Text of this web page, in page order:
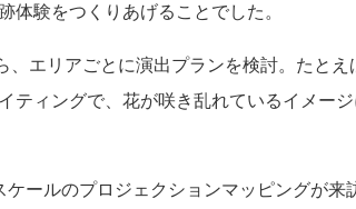
験をつくりあげることでした。
エリアごとに演出プランを検討。たと
ィングで、花が咲き乱れているイメー
ールのプロジェクションマッピングが来